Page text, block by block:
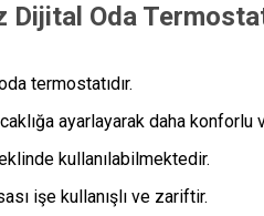
Dijital Oda
termostatıdır.
ayarlayarak daha
kullanılabilmektedir.
işe kullanışlı ve zariftir.